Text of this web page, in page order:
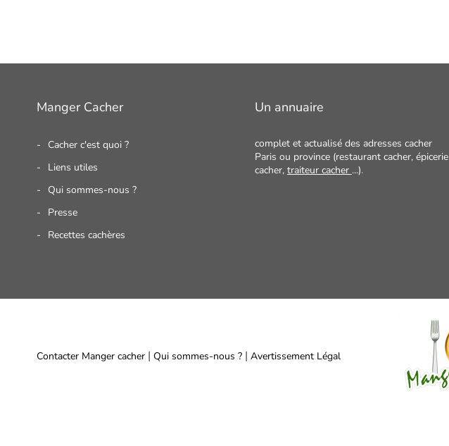
Manger Cacher
Cacher c'est quoi ?
Liens utiles
Qui sommes-nous ?
Presse
Recettes cachères
Un annuaire
complet et actualisé des adresses cacher
Paris ou province (restaurant cacher, épicerie
cacher, traiteur cacher ...).
Contacter Manger cacher | Qui sommes-nous ? | Avertissement Légal